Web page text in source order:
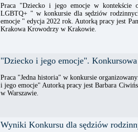
Praca "Dziecko i jego emocje w kontekście
LGBTQ+ " w konkursie dla sędziów
emocje " edycja 2022 rok. Autorką pracy jest
Krakowa Krowodrzy w Krakowie.
"Dziecko i jego emocje".
Praca "Jedna historia" w konkursie
i jego emocje" Autorką pracy jest Barbara
w Warszawie.
Wyniki Konkursu dla sędziów